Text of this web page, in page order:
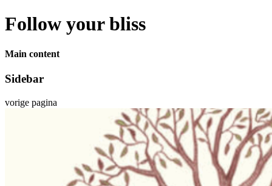
Follow your bliss
Main content
Sidebar
vorige pagina